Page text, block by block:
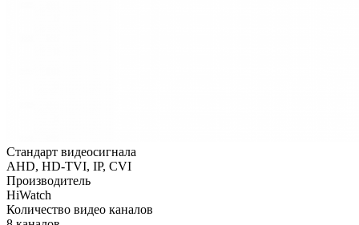
Стандарт видеосигнала
AHD, HD-TVI, IP, CVI
Производитель
HiWatch
Количество видео каналов